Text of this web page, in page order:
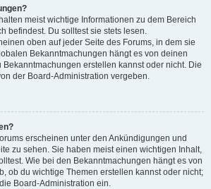
meist wichtige Informationen zu dem Bereich
befindest. Du solltest sie stets lesen.
oben auf jeder Seite des Forums, in dem sie
Bekanntmachungen hängt es von deinen
Bekanntmachungen erstellen kannst oder nicht. Die
der Board-Administration vergeben.
erscheinen unter den Ankündigungen und
zu sehen. Sie haben meist einen wichtigen Inhalt,
Wie bei den Bekanntmachungen hängt es von
ob du wichtige Themen erstellen kannst oder nicht;
Board-Administration ein.